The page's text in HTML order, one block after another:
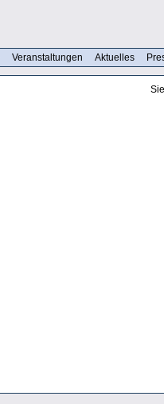
Veranstaltungen Aktuelles